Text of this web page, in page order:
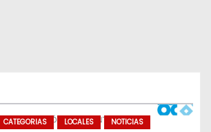
CATEGORIAS LOCALES NOTICIAS